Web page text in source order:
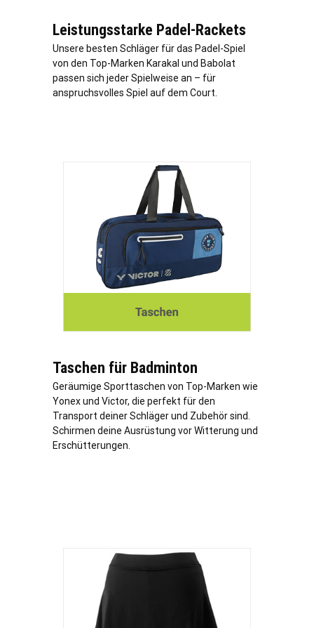
Leistungsstarke Padel-Rackets
Unsere besten Schläger für das Padel-Spiel
von den Top-Marken Karakal und Babolat
passen sich jeder Spielweise an – für
anspruchsvolles Spiel auf dem Court.
Taschen für Badminton
Geräumige Sporttaschen von Top-Marken wie
Yonex und Victor, die perfekt für den
Transport deiner Schläger und Zubehör sind.
Schirmen deine Ausrüstung vor Witterung und
Erschütterungen.